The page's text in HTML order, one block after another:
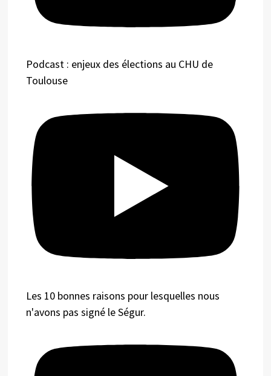
Podcast : enjeux des élections au CHU de
Toulouse
Les 10 bonnes raisons pour lesquelles nous
n'avons pas signé le Ségur.